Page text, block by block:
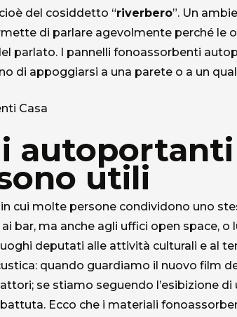
del cosiddetto “riverbero”. Un
di parlare agevolmente perché le
parlato. I pannelli fonoassorbenti
di appoggiarsi a una parete o a un
autoportanti
utili
cui molte persone condividono uno
bar, ma anche agli uffici open space, o
deputati alle attività culturali e al
quando guardiamo il nuovo film
se stiamo seguendo l’esibizione di
Ecco che i materiali